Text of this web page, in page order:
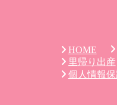
HOME
里帰り出産
個人情報